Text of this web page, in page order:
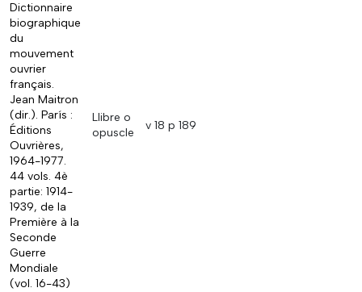
Dictionnaire
biographique
du
mouvement
ouvrier
français.
Jean Maitron
(dir.). París :
Éditions
Ouvrières,
1964-1977.
44 vols. 4è
partie: 1914-
1939, de la
Première à la
Seconde
Guerre
Mondiale
(vol. 16-43)
Llibre o
opuscle
v 18 p 189